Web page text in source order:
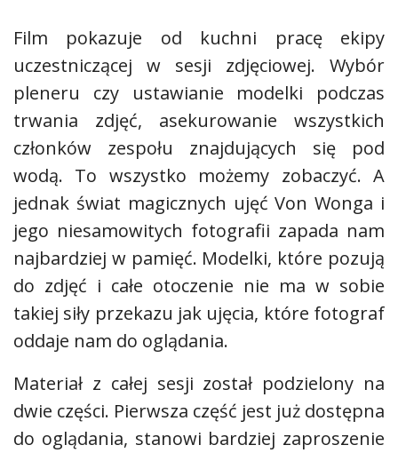
Film pokazuje od kuchni pracę ekipy
uczestniczącej w sesji zdjęciowej. Wybór
pleneru czy ustawianie modelki podczas
trwania zdjęć, asekurowanie wszystkich
członków zespołu znajdujących się pod
wodą. To wszystko możemy zobaczyć. A
jednak świat magicznych ujęć Von Wonga i
jego niesamowitych fotografii zapada nam
najbardziej w pamięć. Modelki, które pozują
do zdjęć i całe otoczenie nie ma w sobie
takiej siły przekazu jak ujęcia, które fotograf
oddaje nam do oglądania.
Materiał z całej sesji został podzielony na
dwie części. Pierwsza część jest już dostępna
do oglądania, stanowi bardziej zaproszenie